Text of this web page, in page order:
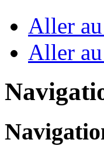
Aller
Aller